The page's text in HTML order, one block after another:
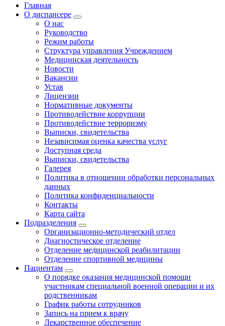
Главная
О диспансере
О нас
Руководство
Режим работы
Структура управления Учреждением
Медицинская деятельность
Новости
Вакансии
Устав
Лицензии
Нормативные документы
Противодействие коррупции
Противодействие терроризму
Выписки, свидетельства
Независимая оценка качества услуг
Доступная среда
Выписки, свидетельства
Галерея
Политика в отношении обработки персональных
данных
Политика конфиденциальности
Контакты
Карта сайта
Подразделения
Организационно-методический отдел
Диагностическое отделение
Отделение медицинской реабилитации
Отделение спортивной медицины
Пациентам
О порядке оказания медицинской помощи
участникам специальной военной операции и их
родственникам
График работы сотрудников
Запись на прием к врачу
Лекарственное обеспечение